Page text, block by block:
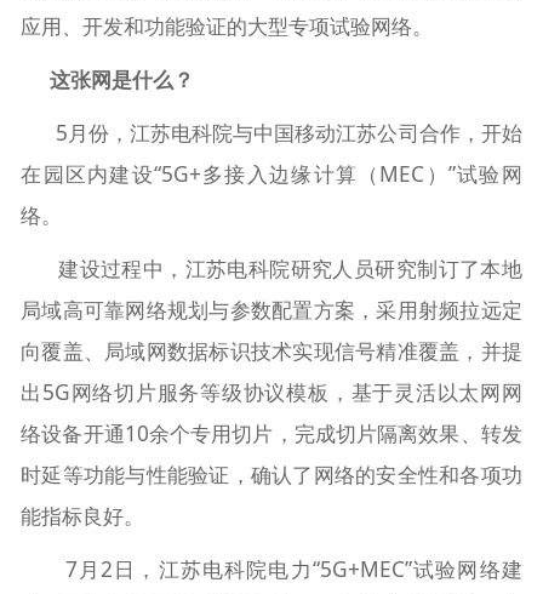
应用、开发和功能验证的大型专项试验网络。
这张网是什么？
5月份，江苏电科院与中国移动江苏公司合作，开始
在园区内建设“5G+多接入边缘计算（MEC）”试验网
络。
建设过程中，江苏电科院研究人员研究制订了本地
局域高可靠网络规划与参数配置方案，采用射频拉远定
向覆盖、局域网数据标识技术实现信号精准覆盖，并提
出5G网络切片服务等级协议模板，基于灵活以太网网
络设备开通10余个专用切片，完成切片隔离效果、转发
时延等功能与性能验证，确认了网络的安全性和各项功
能指标良好。
7月2日，江苏电科院电力“5G+MEC”试验网络建